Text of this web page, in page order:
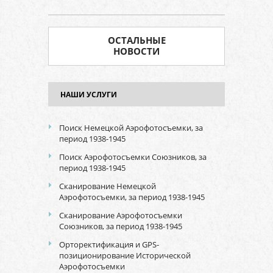
ОСТАЛЬНЫЕ
НОВОСТИ
НАШИ УСЛУГИ
Поиск Немецкой Аэрофотосъемки, за
период 1938-1945
Поиск Аэрофотосъемки Союзников, за
период 1938-1945
Сканирование Немецкой
Аэрофотосъемки, за период 1938-1945
Сканирование Аэрофотосъемки
Союзников, за период 1938-1945
Орторектификация и GPS-
позиционирование Исторической
Аэрофотосъемки